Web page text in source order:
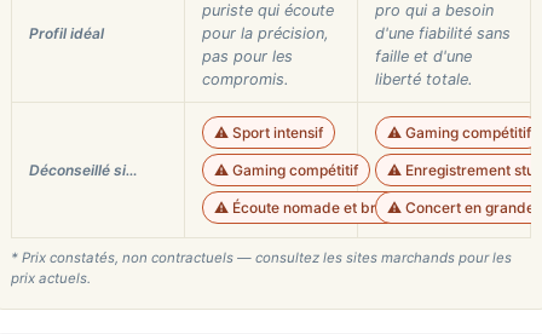
Profil idéal
puriste qui écoute
pour la précision,
pas pour les
compromis.
pro qui a besoin
d'une fiabilité sans
faille et d'une
liberté totale.
Déconseillé si…
⚠️ Sport intensif
⚠️ Gaming compétitif
⚠️ Écoute nomade et bruyante
⚠️ Gaming compétitif
⚠️ Enregistrement
⚠️ Concert en grande
* Prix constatés, non contractuels — consultez les sites marchands pour les
prix actuels.